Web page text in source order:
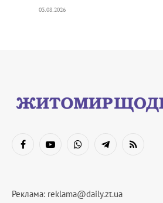
03.08.2026
FacebookYouTubeWhatsAppTelegramRSS
Реклама: reklama@daily.zt.ua